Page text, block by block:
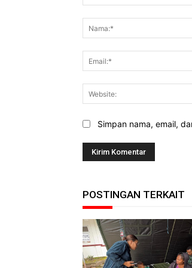
Simpan nama, email,
POSTINGAN TERKAIT